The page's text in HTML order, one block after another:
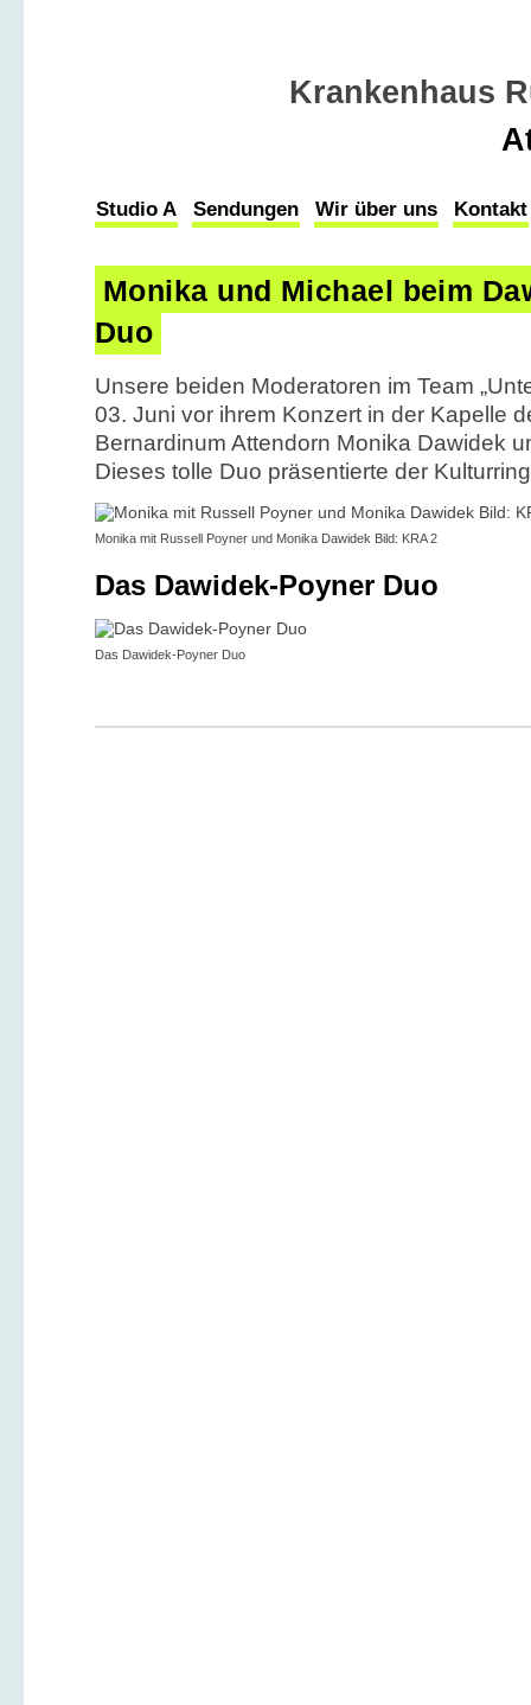
Krankenhaus
Studio A Sendungen Wir über uns Kontakt
Monika und Michael beim
Duo
Unsere beiden Moderatoren im Team
03. Juni vor ihrem Konzert in der Kapelle
Bernardinum Attendorn Monika Dawidek
Dieses tolle Duo präsentierte der
Monika mit Russell Poyner und Monika Dawidek Bild: KRA 2
Das Dawidek-Poyner Duo
Das Dawidek-Poyner Duo